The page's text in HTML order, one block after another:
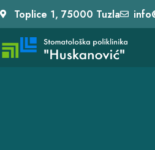
Toplice 1, 75000 Tuzla